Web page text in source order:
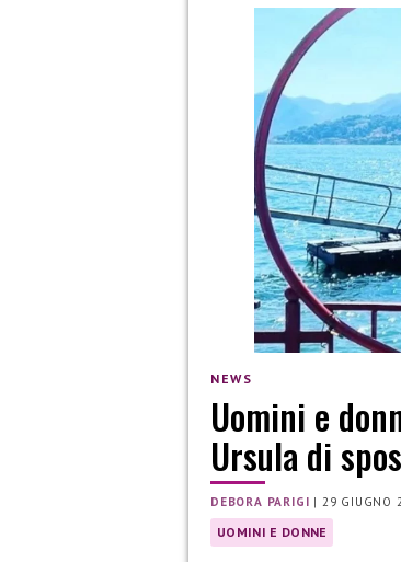
NEWS
Uomini e
Ursula di
DEBORA PARIGI | 29 GIUGNO
UOMINI E DONNE